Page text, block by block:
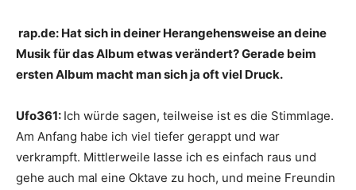
rap.de: Hat sich in deiner Herangehensweise an deine
Musik für das Album etwas verändert? Gerade beim
ersten Album macht man sich ja oft viel Druck.
Ufo361: Ich würde sagen, teilweise ist es die Stimmlage.
Am Anfang habe ich viel tiefer gerappt und war
verkrampft. Mittlerweile lasse ich es einfach raus und
gehe auch mal eine Oktave zu hoch, und meine Freundin